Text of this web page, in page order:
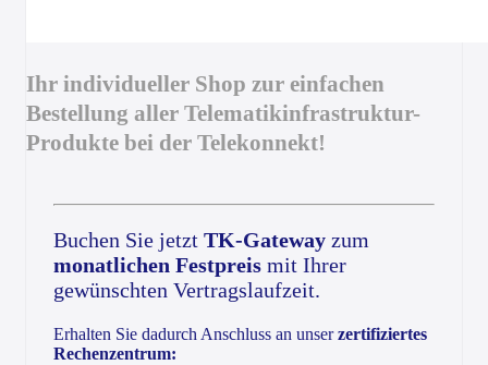
Ihr individueller Shop zur einfachen
Bestellung aller Telematikinfrastruktur-
Produkte bei der Telekonnekt!
Buchen Sie jetzt TK-Gateway zum
monatlichen Festpreis mit Ihrer
gewünschten Vertragslaufzeit.
Erhalten Sie dadurch Anschluss an unserzertifiziertes
Rechenzentrum: